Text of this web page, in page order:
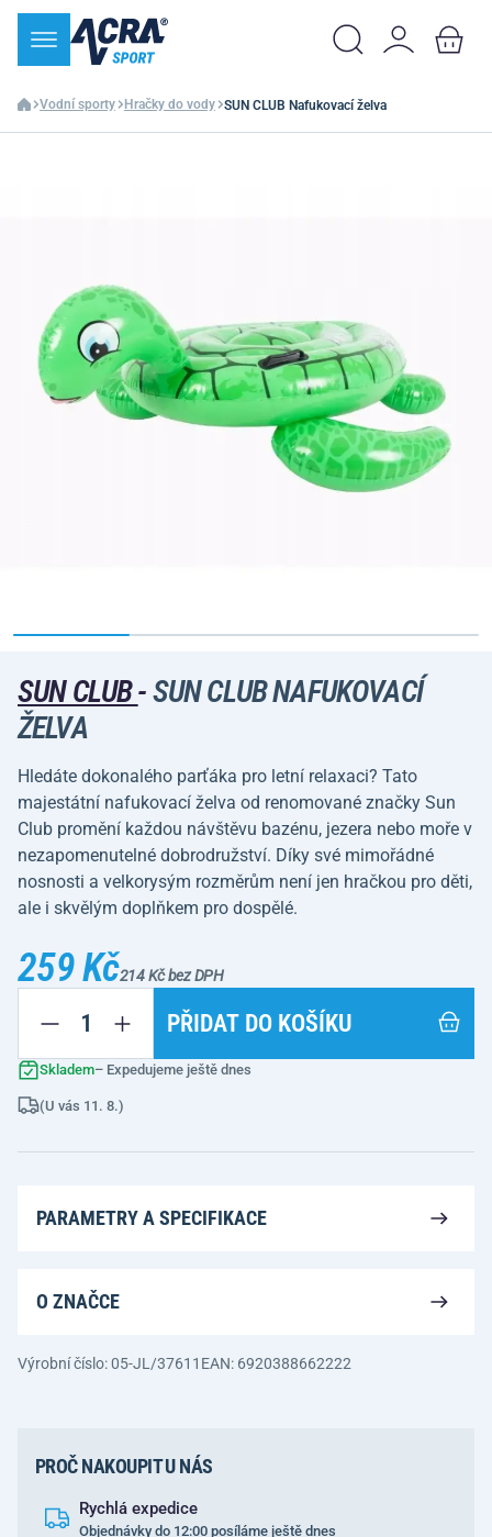
Vodní sporty Hračky do vody SUN CLUB Nafukovací želva
SUN CLUB-SUN CLUB NAFUKOVACÍ
ŽELVA
Hledáte dokonalého parťáka pro letní relaxaci? Tato
majestátní nafukovací želva od renomované značky Sun
Club promění každou návštěvu bazénu, jezera nebo moře v
nezapomenutelné dobrodružství. Díky své mimořádné
nosnosti a velkorysým rozměrům není jen hračkou pro děti,
ale i skvělým doplňkem pro dospělé.
259 Kč214 Kč bez DPH
PŘIDAT DO KOŠÍKU
Skladem– Expedujeme ještě dnes
(U vás 11. 8.)
PARAMETRY A SPECIFIKACE
O ZNAČCE
Výrobní číslo: 05-JL/37611 EAN: 6920388662222
PROČ NAKOUPIT U NÁS
Rychlá expedice
Objednávky do 12:00 posíláme ještě dnes